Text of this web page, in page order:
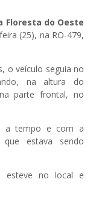
Floresta do Oeste
(25), na RO-479,
o veículo seguia no
na altura do
parte frontal, no
a tempo e com a
estava sendo
esteve no local e